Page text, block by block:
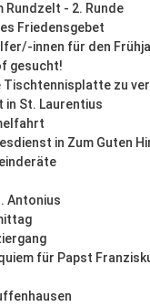
Rundzelt - 2. Runde
Friedensgebet
innen für den
gesucht!
Tischtennisplatte zu
in St. Laurentius
in Zum Guten
Antonius
für Papst